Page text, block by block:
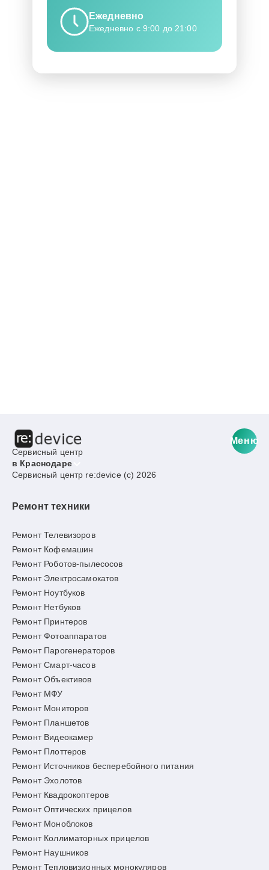
Ежедневно
Ежедневно с 9:00 до 21:00
Сервисный центр
в Краснодаре
Меню
Сервисный центр re:device (c) 2026
Ремонт техники
Ремонт Телевизоров
Ремонт Кофемашин
Ремонт Роботов-пылесосов
Ремонт Электросамокатов
Ремонт Ноутбуков
Ремонт Нетбуков
Ремонт Принтеров
Ремонт Фотоаппаратов
Ремонт Парогенераторов
Ремонт Смарт-часов
Ремонт Объективов
Ремонт МФУ
Ремонт Мониторов
Ремонт Планшетов
Ремонт Видеокамер
Ремонт Плоттеров
Ремонт Источников бесперебойного питания
Ремонт Эхолотов
Ремонт Квадрокоптеров
Ремонт Оптических прицелов
Ремонт Моноблоков
Ремонт Коллиматорных прицелов
Ремонт Наушников
Ремонт Тепловизионных монокуляров